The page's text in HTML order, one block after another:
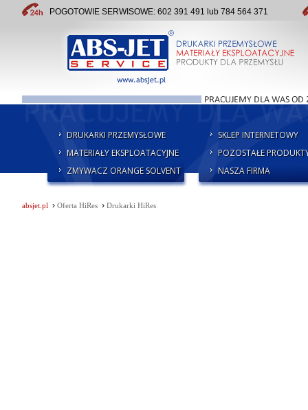
POGOTOWIE SERWISOWE: 602 391 491 lub 784 564 371
DRUKARKI PRZEMYSŁOWE
MATERIAŁY EKSPLOATACYJNE
ZMYWACZ ORANGE SOLVENT
SKLEP INTERNETOWY
POZOSTAŁE
NASZA FIRMA
absjet.pl› Oferta HiRes› Drukarki HiRes